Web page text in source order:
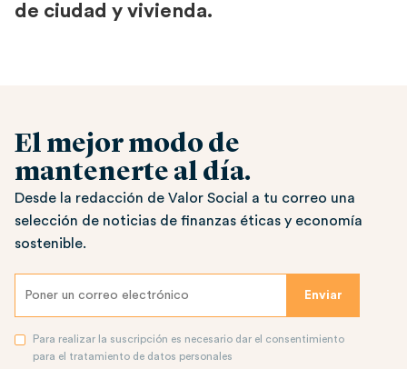
de ciudad y vivienda.
El mejor modo de
mantenerte al día.
Desde la redacción de Valor Social a tu correo una
selección de noticias de finanzas éticas y economía
sostenible.
Para realizar la suscripción es necesario dar el consentimiento
para el tratamiento de datos personales